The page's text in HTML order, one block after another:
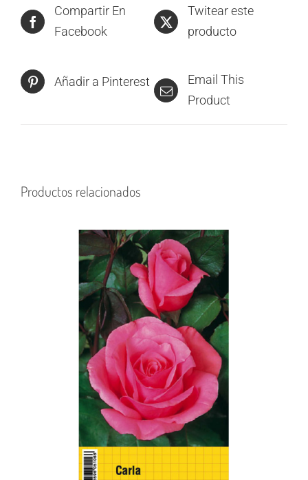
Compartir En
Facebook
Twitear este
producto
Añadir a Pinterest
Email This
Product
Productos relacionados